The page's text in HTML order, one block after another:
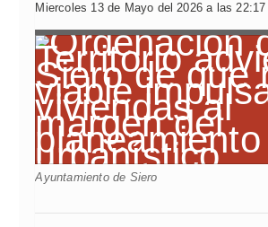
Miercoles 13 de Mayo del 2026 a las 22:17
Ayuntamiento de Siero